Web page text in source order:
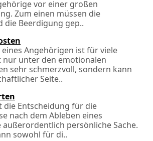
vor einer großen
Zum einen müssen die
die Beerdigung gep..
Angehörigen ist für viele
nur unter den emotionalen
sehr schmerzvoll, sondern kann
Seite..
die Entscheidung für die
nach dem Ableben eines
außerordentlich persönliche Sache.
sowohl für di..